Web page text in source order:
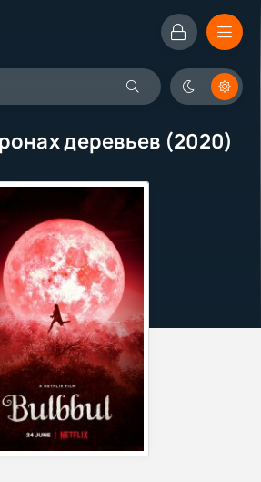
деревьев (2020)